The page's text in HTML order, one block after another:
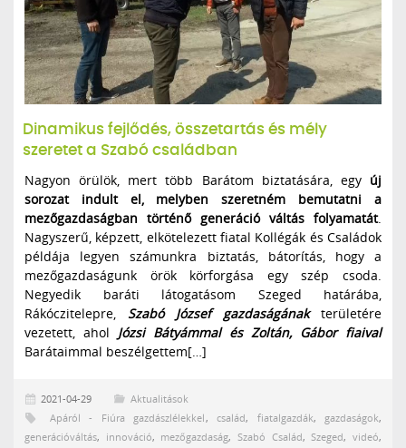
Dinamikus fejlődés, összetartás és mély
szeretet a Szabó családban
Nagyon örülök, mert több Barátom biztatására, egy új
sorozat indult el, melyben szeretném bemutatni a
mezőgazdaságban történő generáció váltás folyamatát.
Nagyszerű, képzett, elkötelezett fiatal Kollégák és Családok
példája legyen számunkra biztatás, bátorítás, hogy a
mezőgazdaságunk örök körforgása egy szép csoda.
Negyedik baráti látogatásom Szeged határába,
Rákóczitelepre, Szabó József gazdaságánakterületére
vezetett, ahol Józsi Bátyámmal és Zoltán, Gábor fiaival
Barátaimmal beszélgettem[…]
2021-04-29
Aktualitások
Apáról - Fiúra gazdászlélekkel,család, fiatalgazdák, gazdaságok,
generációváltás, innováció, mezőgazdaság,Szabó Család,Szeged,videó,